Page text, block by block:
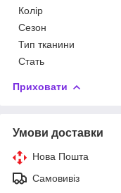
Колір
Сезон
Тип тканини
Стать
Приховати
Умови доставки
Нова Пошта
Самовивіз